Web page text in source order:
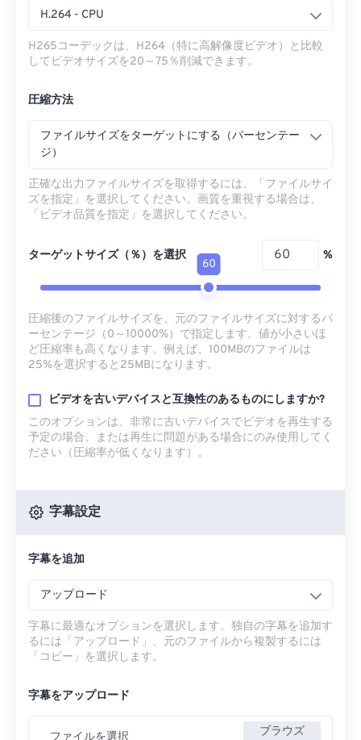
H.264 - CPU
H265コーデックは、H264（特に高解像度ビデオ）と比較
してビデオサイズを20～75％削減できます。
圧縮方法
ファイルサイズをターゲットにする（パーセンテー
ジ）
正確な出力ファイルサイズを取得するには、「ファイルサイ
ズを指定」を選択してください。画質を重視する場合は、
「ビデオ品質を指定」を選択してください。
ターゲットサイズ（％）を選択 %
60
圧縮後のファイルサイズを、元のファイルサイズに対するパ
ーセンテージ（0～10000%）で指定します。値が小さいほ
ど圧縮率も高くなります。例えば、100MBのファイルは
25%を選択すると25MBになります。
ビデオを古いデバイスと互換性のあるものにしますか?
このオプションは、非常に古いデバイスでビデオを再生する
予定の場合、または再生に問題がある場合にのみ使用してく
ださい（圧縮率が低くなります）。
字幕設定
字幕を追加
アップロード
字幕に最適なオプションを選択します。独自の字幕を追加す
るには「アップロード」、元のファイルから複製するには
「コピー」を選択します。
字幕をアップロード
ファイルを選択 ブラウズ